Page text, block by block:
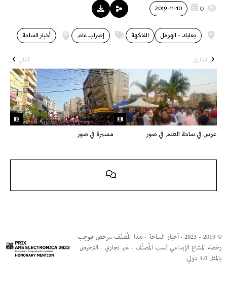
0
2019-11-10
الفاكهة بعلبك - الهرمل إضراب عام أخبار الساحة
السّابق
عرس في ساحة العلم في صور
التّالي
مسيرة في صور
© 2019 - 2023 · أخبار الساحة · هذا المُصنَّف مرخص بموجب
رخصة المشاع الإبداعي نَسب المُصنَّف - غير تجاري - الترخيص
بالمثل 4.0 دولي.